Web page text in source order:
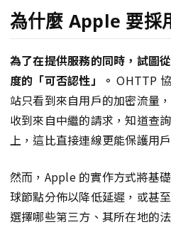
為什麼 Apple 要採
為了在提供服務的同時，試圖
度的「可否認性」。 OHTTP
站只看到來自用戶的加密流量
收到來自中繼的請求，知道查
上，這比直接連線更能保護用
然而，Apple 的實作方式將基
球節點分佈以降低延遲，或甚
選擇哪些第三方、其所在地的